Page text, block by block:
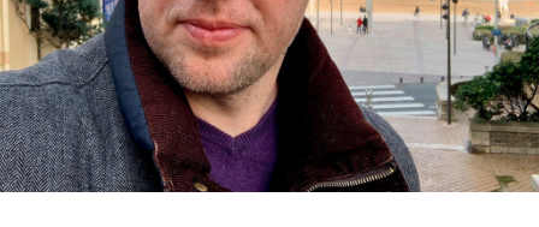
Армия Украины
Пресс-релизы
Пресс-релизы
Авторское
Мнение
Блоги
ИноСМИ